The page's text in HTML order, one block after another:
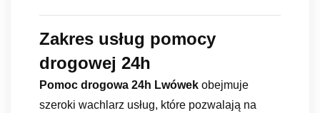
Zakres usług pomocy
drogowej 24h
Pomoc drogowa 24h Lwówek obejmuje
szeroki wachlarz usług, które pozwalają na